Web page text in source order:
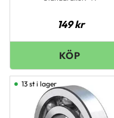
149kr
13 st i lager